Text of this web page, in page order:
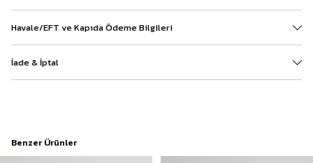
Havale/EFT ve Kapıda Ödeme Bilgileri
İade & İptal
Benzer Ürünler